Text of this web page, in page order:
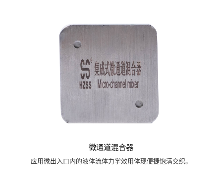
微通道混合器
应用微出入口内的液体流体力学效用体现便捷饱满交织。